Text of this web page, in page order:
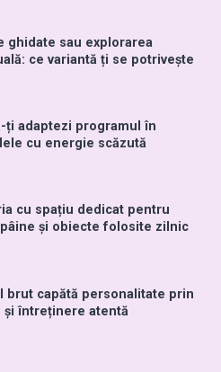
ghidate sau explorarea
ce variantă ți se potrivește
ți adaptezi programul în
cu energie scăzută
cu spațiu dedicat pentru
și obiecte folosite zilnic
brut capătă personalitate prin
și întreținere atentă